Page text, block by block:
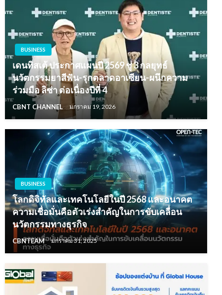
BUSINESS
เดนทิสเต้ ประกาศแผนปี 2569 ชู 3 กลยุทธ์
นวัตกรรมยาสีฟัน-รุกตลาดอาเซียน-ผนึกความ
ร่วมมือ ลิซ่า ต่อเนื่องปีที่ 4
CBNT CHANNEL มกราคม 19, 2026
BUSINESS
โลกดิจิทัลและเทคโนโลยีในปี 2568 และอนาคต
ความเชื่อมั่นคือตัวเร่งสำคัญในการขับเคลื่อน
นวัตกรรมทางธุรกิจ
CBNTEAM มกราคม 31, 2025